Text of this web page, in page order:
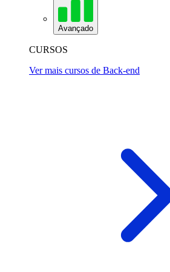
Avançado
CURSOS
Ver mais cursos de Back-end